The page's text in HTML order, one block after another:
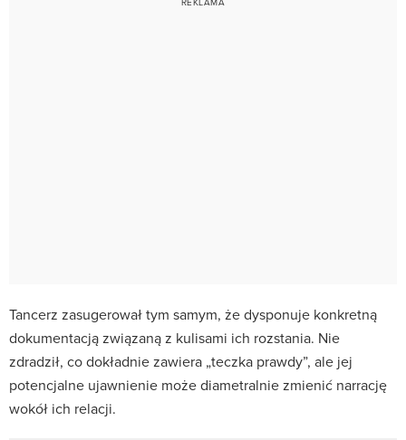
Tancerz zasugerował tym samym, że dysponuje konkretną
dokumentacją związaną z kulisami ich rozstania. Nie
zdradził, co dokładnie zawiera „teczka prawdy”, ale jej
potencjalne ujawnienie może diametralnie zmienić narrację
wokół ich relacji.